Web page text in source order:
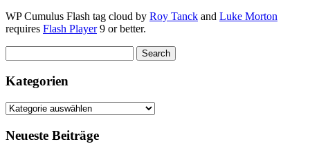
WP Cumulus Flash tag cloud by Roy Tanck and Luke Morton
requires Flash Player9 or better.
Kategorien
Kategorien
Neueste Beiträge